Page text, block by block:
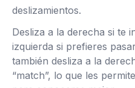
deslizamientos.
Desliza a la derecha si te
izquierda si prefieres
también desliza a la
“match”, lo que les